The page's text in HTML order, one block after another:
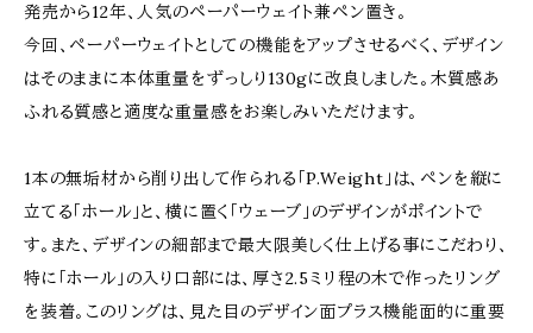
発売から12年、人気のペーパーウェイト兼ペン置き。
今回、ペーパーウェイトとしての機能をアップさせるべく、デザイン
はそのままに本体重量をずっしり130gに改良しました。木質感あ
ふれる質感と適度な重量感をお楽しみいただけます。
1本の無垢材から削り出して作られる「P.Weight」は、ペンを縦に
立てる「ホール」と、横に置く「ウェーブ」のデザインがポイントで
す。また、デザインの細部まで最大限美しく仕上げる事にこだわり、
特に「ホール」の入り口部には、厚さ2.5ミリ程の木で作ったリング
を装着。このリングは、見た目のデザイン面プラス機能面的に重要